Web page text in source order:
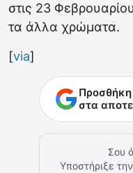
στις 23
τα άλλα χρώματα.
[via]
στα
Σου
Υποστήριξε